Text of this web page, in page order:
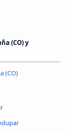
(CO) y
(CO)